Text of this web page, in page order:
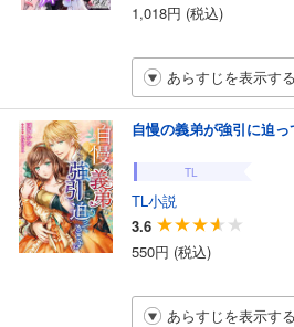
1,018円 (税込)
あらすじを表示する
自慢の義弟が強引に迫
TL
TL小説
3.6
550円 (税込)
あらすじを表示する